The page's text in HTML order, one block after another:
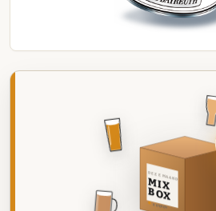
DEZE MAAND
MIX
BOX
8 BIEREN